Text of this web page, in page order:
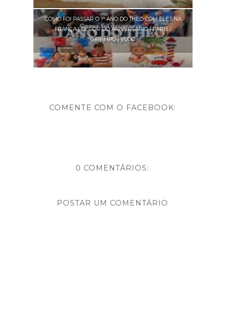
COMO FOI PASSAR O 1° ANO DO THEO COM ELES NA
FRANÇA | DECOR DO ANIVERSÁRIO | PARIS /
GARIMPO | VLOG
COMENTE COM O FACEBOOK:
0 COMENTÁRIOS:
POSTAR UM COMENTÁRIO